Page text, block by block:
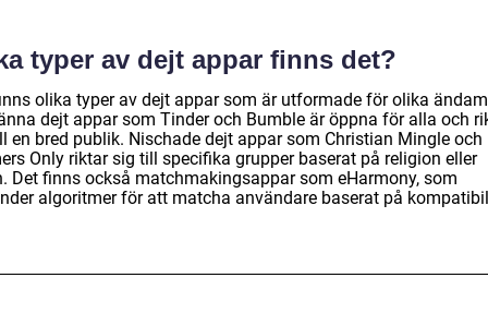
typer av dejt appar finns det?
olika typer av dejt appar som är utformade för olika
dejt appar som Tinder och Bumble är öppna för alla och
en bred publik. Nischade dejt appar som Christian Mingle och
Only riktar sig till specifika grupper baserat på religion eller
Det finns också matchmakingsappar som eHarmony, som
algoritmer för att matcha användare baserat på